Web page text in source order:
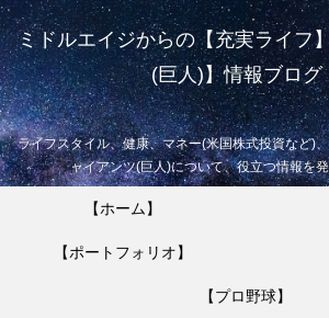
ミドルエイジからの【充実ライフ
(巨人)】情報ブログ
ライフスタイル、健康、マネー(米国株式投資など)
ャイアンツ(巨人)について、役立つ情報を
【ホーム】
【ポートフォリオ】
【プロ野球】